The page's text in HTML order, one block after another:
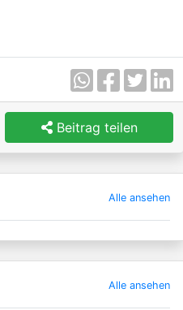
Beitrag teilen
Alle ansehen
Alle ansehen